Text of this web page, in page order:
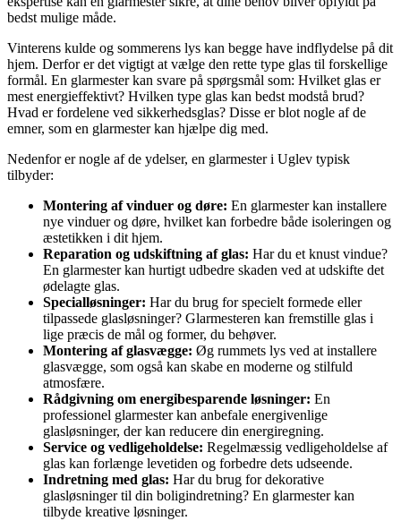
bedst mulige måde.
Vinterens kulde og sommerens lys kan begge have indflydelse på dit
hjem. Derfor er det vigtigt at vælge den rette type glas til forskellige
formål. En glarmester kan svare på spørgsmål som: Hvilket glas er
mest energieffektivt? Hvilken type glas kan bedst modstå brud?
Hvad er fordelene ved sikkerhedsglas? Disse er blot nogle af de
emner, som en glarmester kan hjælpe dig med.
Nedenfor er nogle af de ydelser, en glarmester i Uglev typisk
tilbyder:
Montering af vinduer og døre: En glarmester kan installere
nye vinduer og døre, hvilket kan forbedre både isoleringen og
æstetikken i dit hjem.
Reparation og udskiftning af glas: Har du et knust vindue?
En glarmester kan hurtigt udbedre skaden ved at udskifte det
ødelagte glas.
Specialløsninger: Har du brug for specielt formede eller
tilpassede glasløsninger? Glarmesteren kan fremstille glas i
lige præcis de mål og former, du behøver.
Montering af glasvægge: Øg rummets lys ved at installere
glasvægge, som også kan skabe en moderne og stilfuld
atmosfære.
Rådgivning om energibesparende løsninger: En
professionel glarmester kan anbefale energivenlige
glasløsninger, der kan reducere din energiregning.
Service og vedligeholdelse: Regelmæssig vedligeholdelse af
glas kan forlænge levetiden og forbedre dets udseende.
Indretning med glas: Har du brug for dekorative
glasløsninger til din boligindretning? En glarmester kan
tilbyde kreative løsninger.